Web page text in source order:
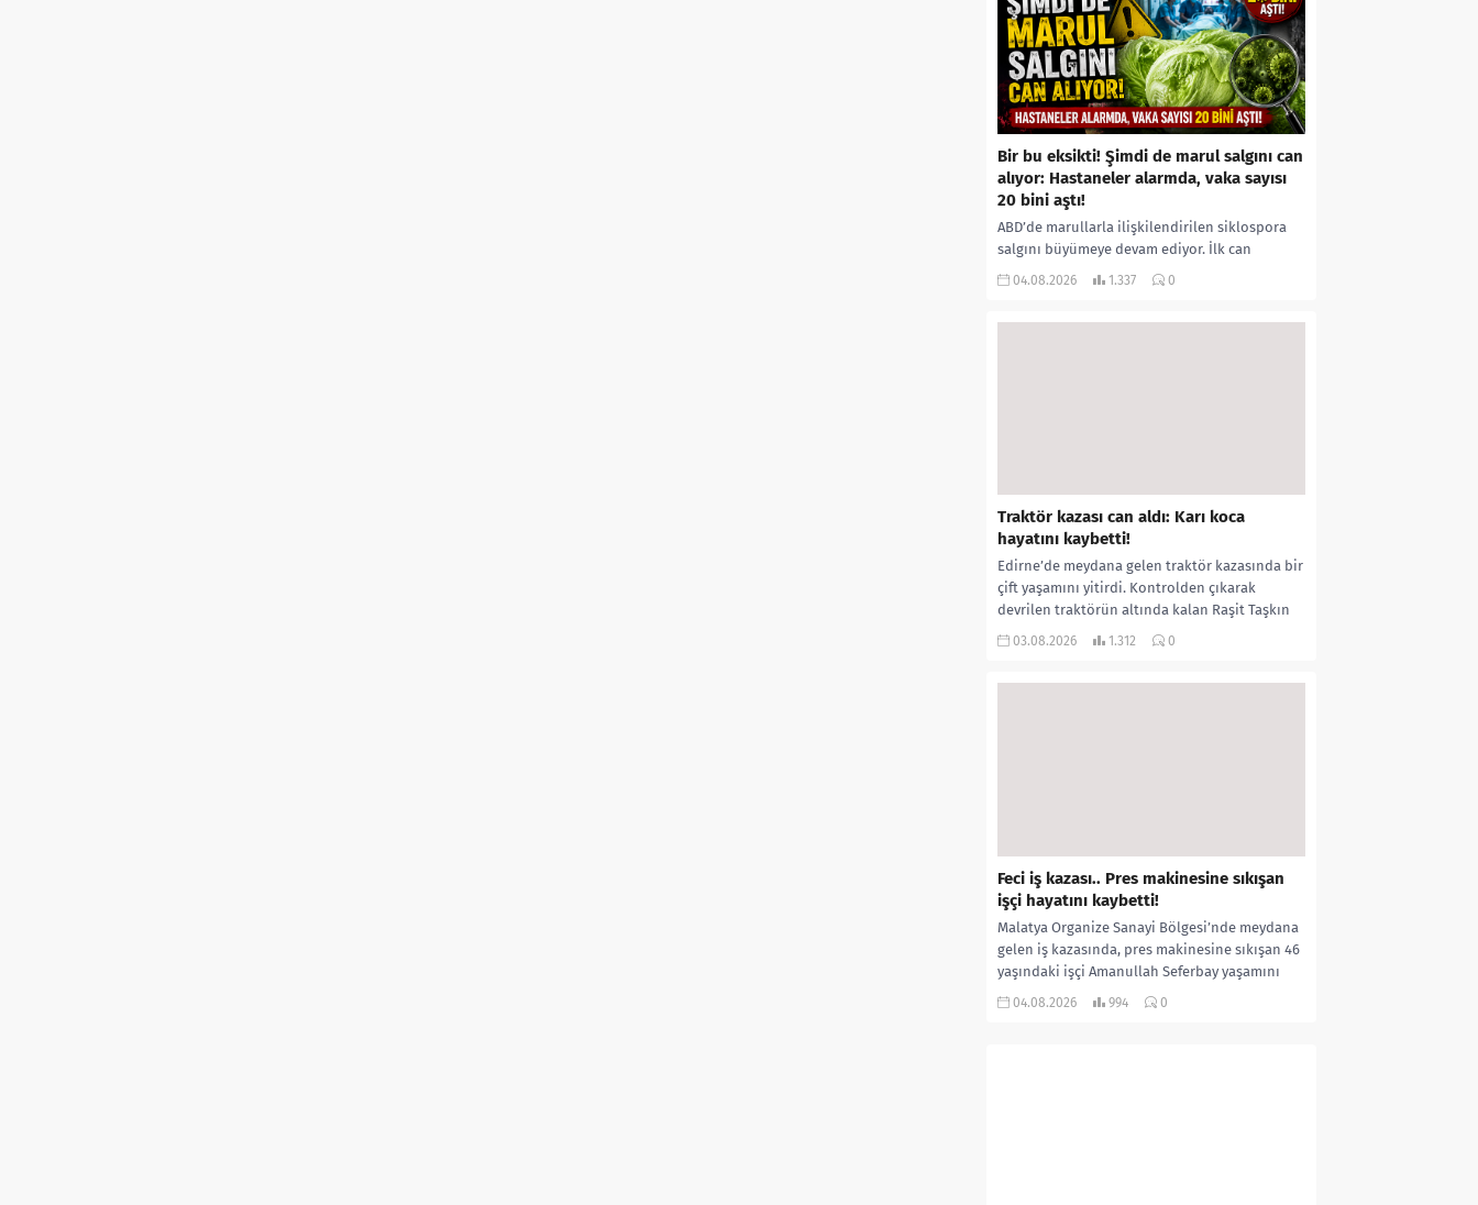
Bir bu eksikti! Şimdi de marul salgını can
alıyor: Hastaneler alarmda, vaka sayısı
20 bini aştı!
ABD’de marullarla ilişkilendirilen siklospora
salgını büyümeye devam ediyor. İlk can
kayıplarının yaşandığı salgında vaka sayısının
04.08.2026 1.337 0
Traktör kazası can aldı: Karı koca
hayatını kaybetti!
Edirne’de meydana gelen traktör kazasında bir
çift yaşamını yitirdi. Kontrolden çıkarak
devrilen traktörün altında kalan Raşit Taşkın
ile eşi Fatma...
03.08.2026 1.312 0
Feci iş kazası.. Pres makinesine sıkışan
işçi hayatını kaybetti!
Malatya Organize Sanayi Bölgesi’nde meydana
gelen iş kazasında, pres makinesine sıkışan 46
yaşındaki işçi Amanullah Seferbay yaşamını
yitirdi. Olayla ilgili...
04.08.2026 994 0